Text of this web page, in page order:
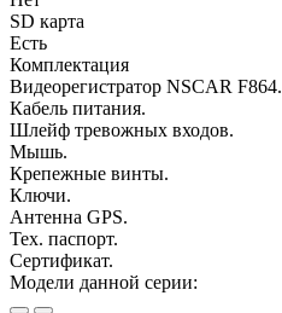
SD карта
Есть
Комплектация
Видеорегистратор NSCAR F864.
Кабель питания.
Шлейф тревожных входов.
Мышь.
Крепежные винты.
Ключи.
Антенна GPS.
Тех. паспорт.
Сертификат.
Модели данной серии: